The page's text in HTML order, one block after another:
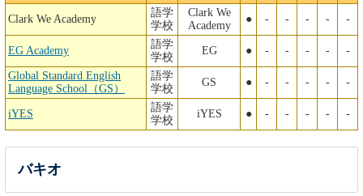
Clark We Academy
語学
学校
Clark We
Academy
● - - - - -
EG Academy
語学
学校
EG ● - - - - -
Global Standard English
Language School（GS）
語学
学校
GS ● - - - - -
iYES
語学
学校
iYES ● - - - - -
バキオ